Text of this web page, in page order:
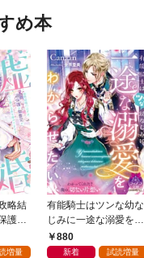
め本
略結
護な
る愛
増量
有能騎士はツンな幼な
じみに一途な溺愛をわ
からせたい
880
新着 試読増量